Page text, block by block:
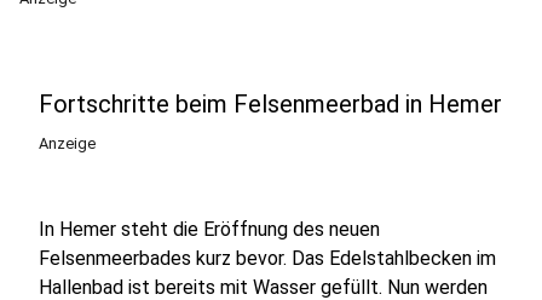
Fortschritte beim Felsenmeerbad in Hemer
Anzeige
In Hemer steht die Eröffnung des neuen
Felsenmeerbades kurz bevor. Das Edelstahlbecken im
Hallenbad ist bereits mit Wasser gefüllt. Nun werden